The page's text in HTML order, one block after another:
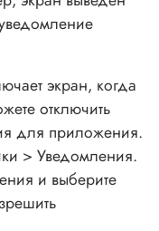
экран, когда
отключить
для приложения.
> Уведомления.
и выберите